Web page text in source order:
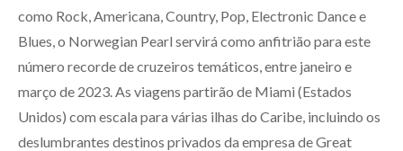
como Rock, Americana, Country, Pop, Electronic Dance e
Blues, o Norwegian Pearl servirá como anfitrião para este
número recorde de cruzeiros temáticos, entre janeiro e
março de 2023. As viagens partirão de Miami (Estados
Unidos) com escala para várias ilhas do Caribe, incluindo os
deslumbrantes destinos privados da empresa de Great